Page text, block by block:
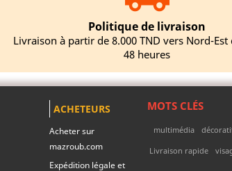
Politique de livraison
Livraison à partir de 8.000 TND vers Nord-Est
48 heures
ACHETEURS
Acheter sur
mazroub.com
Expédition légale et
MOTS CLÉS
multimédia
Livraison rapide